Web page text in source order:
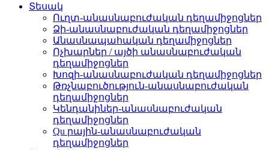
Տեսակ
Ուղտ-անասնաբուժական դեղամիջոցներ
Ձի-անասնաբուժական դեղամիջոցներ
Անասնապահական դեղամիջոցներ
Ոչխարներ / այծի անասնաբուժական
դեղամիջոցներ
Խոզի-անասնաբուժական դեղամիջոցներ
Թռչնաբուծություն-անասնաբուժական
դեղամիջոցներ
Կենդանիներ-անասնաբուժական
դեղամիջոցներ
Qu րային-անասնաբուժական
դեղամիջոցներ